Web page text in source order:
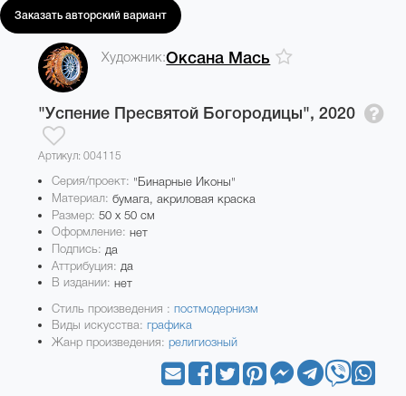
Заказать авторский вариант
Художник:Оксана Мась
"Успение Пресвятой Богородицы", 2020
Артикул: 004115
Серия/проект: "Бинарные Иконы"
Материал: бумага, акриловая краска
Размер: 50 x 50 см
Оформление:нет
Подпись: да
Аттрибуция: да
В издании:нет
Стиль произведения : постмодернизм
Виды искусства:графика
Жанр произведения: религиозный